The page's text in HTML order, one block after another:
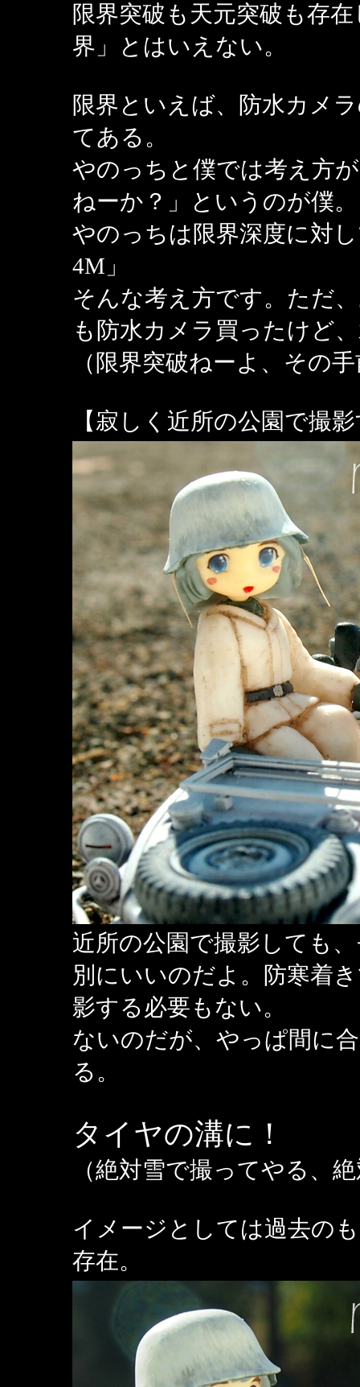
限界突破も天元突破も存
界」とはいえない。
限界といえば、防水カメ
てある。
やのっちと僕では考え方
ねーか？」というのが僕。
やのっちは限界深度に対
4M」
そんな考え方です。ただ
も防水カメラ買ったけど
（限界突破ねーよ、その
【寂しく近所の公園で撮
近所の公園で撮影しても
別にいいのだよ。防寒着
影する必要もない。
ないのだが、やっぱ間に
る。
タイヤの溝に！
（絶対雪で撮ってやる、
イメージとしては過去の
存在。